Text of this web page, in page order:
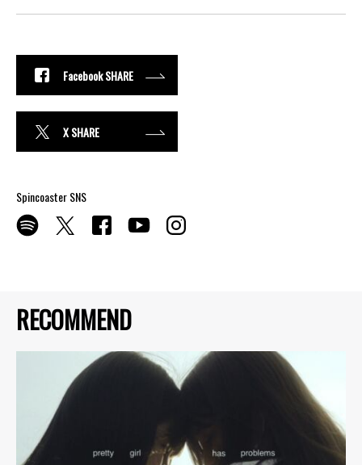
RECOMMEND
Facebook SHARE
X SHARE
Spincoaster SNS